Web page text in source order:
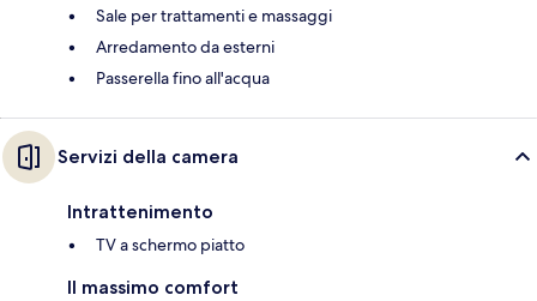
Sale per trattamenti e massaggi
Arredamento da esterni
Passerella fino all'acqua
Servizi della camera
Intrattenimento
TV a schermo piatto
Il massimo comfort